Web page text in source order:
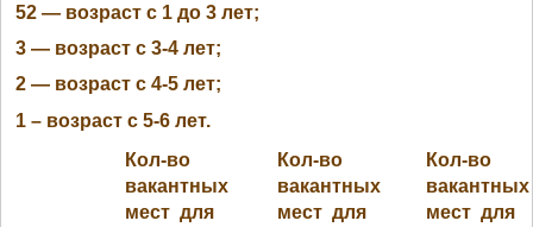
52 — возраст с 1 до 3 лет;
3 — возраст с 3-4 лет;
2 — возраст с 4-5 лет;
1 – возраст с 5-6 лет.
Кол-во
вакантных
мест для
Кол-во
вакантных
мест для
Кол-во
вакантных
мест для